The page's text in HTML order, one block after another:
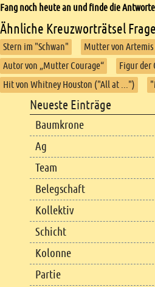
Fang noch heute an und finde die
Ähnliche Kreuzworträtsel
Stern im "Schwan"
Mutter von
Autor von „Mutter Courage“
Figur der
Hit von Whitney Houston ("All at ...")
Footer content
Neueste Einträge
Baumkrone
Ag
Team
Belegschaft
Kollektiv
Schicht
Kolonne
Partie